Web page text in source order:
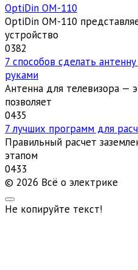
OptiDin ОМ-110
OptiDin ОМ-110
устройство
0382
7 способов сделать
руками
Антенна для телевизора —
позволяет
0435
7 лучших программ для
Правильный расчет
этапом
0433
© 2026 Всё о электрике
Не копируйте текст!